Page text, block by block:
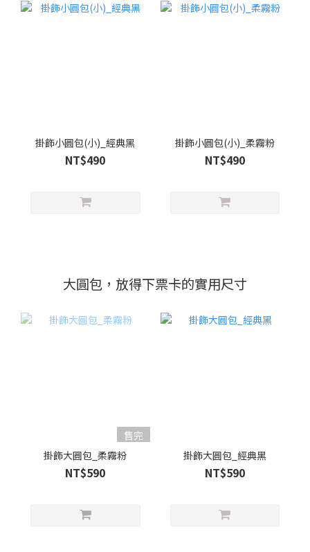
掛飾小圓包(小)_經典黑
NT$490
掛飾小圓包(小)_柔霧粉
NT$490
大圓包，放得下票卡的實用尺寸
售完
掛飾大圓包_柔霧粉
NT$590
掛飾大圓包_經典黑
NT$590